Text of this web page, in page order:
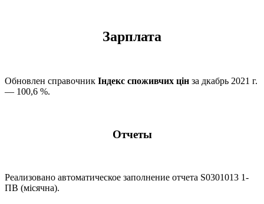
Зарплата
Обновлен справочник Індекс споживчих цін за дкабрь 2021 г.
— 100,6 %.
Отчеты
Реализовано автоматическое заполнение отчета S0301013 1-
ПВ (місячна).